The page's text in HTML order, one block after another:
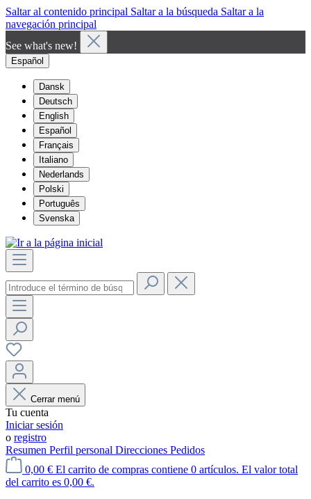
Saltar al contenido principal Saltar a la búsqueda Saltar a la
navegación principal
See what's new!
Español
Dansk
Deutsch
English
Español
Français
Italiano
Nederlands
Polski
Português
Svenska
Cerrar menú
Tu cuenta
Iniciar sesión
o registro
Resumen Perfil personal Direcciones Pedidos
0,00 € El carrito de compras contiene 0 artículos. El valor total
del carrito es 0,00 €.